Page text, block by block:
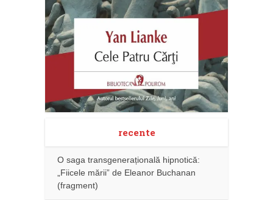
recente
O saga transgenerațională hipnotică:
„Fiicele mării” de Eleanor Buchanan
(fragment)